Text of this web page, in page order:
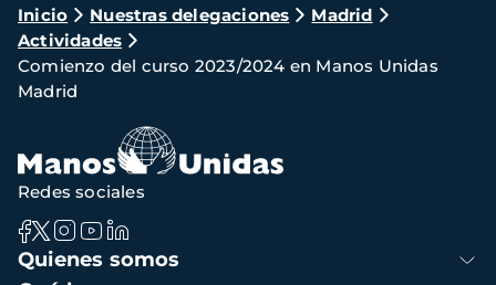
Ruta
de
navegación
Inicio Nuestras delegaciones
Madrid
Actividades
Comienzo del curso 2023/2024 en Manos Unidas
Madrid
Navegación
principal
Quienes somos
Redes sociales